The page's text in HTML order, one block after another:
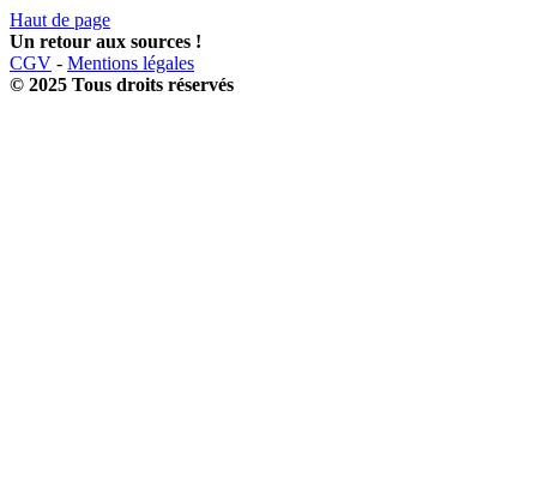
Haut de page
Un retour aux sources !
CGV - Mentions légales
© 2025 Tous droits réservés